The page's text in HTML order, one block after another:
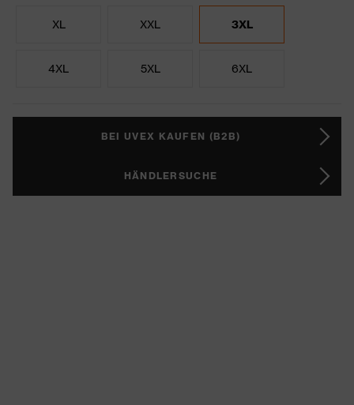
XL XXL 3XL
4XL 5XL 6XL
BEI UVEX KAUFEN (B2B)
HÄNDLERSUCHE